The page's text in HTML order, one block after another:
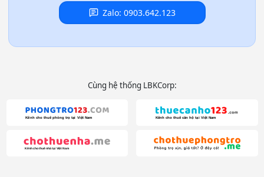
Zalo: 0903.642.123
Cùng hệ thống LBKCorp: